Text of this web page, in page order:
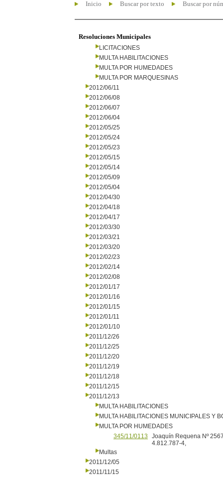
Inicio Buscar por texto Buscar por
Resoluciones Municipales
LICITACIONES
MULTA HABILITACIONES
MULTA POR HUMEDADES
MULTA POR MARQUESINAS
2012/06/11
2012/06/08
2012/06/07
2012/06/04
2012/05/25
2012/05/24
2012/05/23
2012/05/15
2012/05/14
2012/05/09
2012/05/04
2012/04/30
2012/04/18
2012/04/17
2012/03/30
2012/03/21
2012/03/20
2012/02/23
2012/02/14
2012/02/08
2012/01/17
2012/01/16
2012/01/15
2012/01/11
2012/01/10
2011/12/26
2011/12/25
2011/12/20
2011/12/19
2011/12/18
2011/12/15
2011/12/13
MULTA HABILITACIONES
MULTA HABILITACIONES MUNICIPALES Y
MULTA POR HUMEDADES
345/11/0113
Joaquín Requena Nº
4.812.787-4,
Multas
2011/12/05
2011/11/15